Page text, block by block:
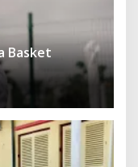
Basket